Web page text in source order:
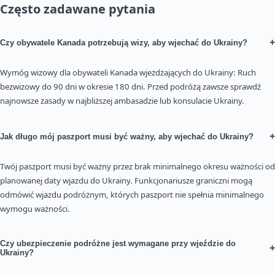
Często zadawane pytania
Czy obywatele Kanada potrzebują wizy, aby wjechać do Ukrainy? +
Wymóg wizowy dla obywateli Kanada wjeżdżających do Ukrainy: Ruch
bezwizowy do 90 dni w okresie 180 dni. Przed podróżą zawsze sprawdź
najnowsze zasady w najbliższej ambasadzie lub konsulacie Ukrainy.
Jak długo mój paszport musi być ważny, aby wjechać do Ukrainy? +
Twój paszport musi być ważny przez brak minimalnego okresu ważności od
planowanej daty wjazdu do Ukrainy. Funkcjonariusze graniczni mogą
odmówić wjazdu podróżnym, których paszport nie spełnia minimalnego
wymogu ważności.
Czy ubezpieczenie podróżne jest wymagane przy wjeździe do
Ukrainy?
+